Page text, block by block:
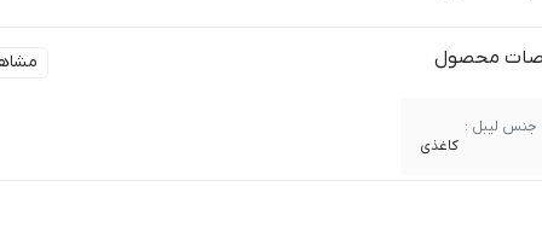
محصول
جنس لیبل :
کاغذی